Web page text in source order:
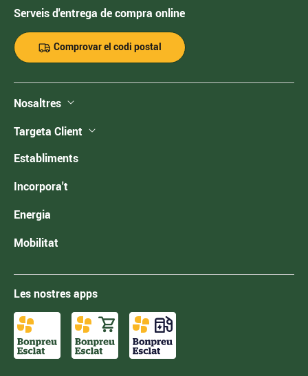
Serveis d'entrega de compra online
Comprovar el codi postal
Nosaltres
Targeta Client
Establiments
Incorpora't
Energia
Mobilitat
Les nostres apps